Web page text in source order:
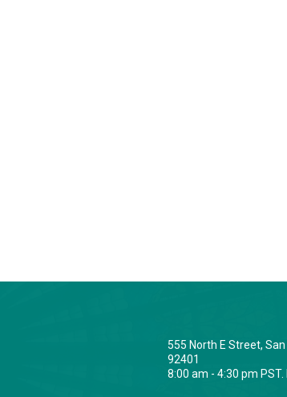
555 North E Street,
92401
8:00 am - 4:30 pm PST.